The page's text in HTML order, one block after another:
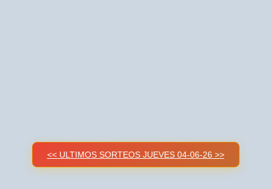
<< ULTIMOS SORTEOS JUEVES 04-06-26 >>